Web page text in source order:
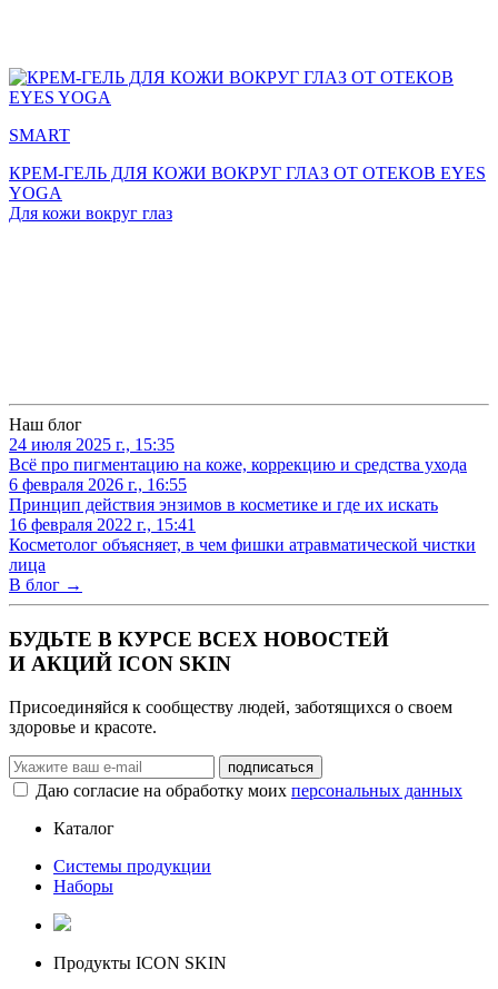
SMART
КРЕМ-ГЕЛЬ ДЛЯ КОЖИ ВОКРУГ ГЛАЗ ОТ ОТЕКОВ EYES
YOGA
Для кожи вокруг глаз
Наш блог
24 июля 2025 г., 15:35
Всё про пигментацию на коже, коррекцию и средства ухода
6 февраля 2026 г., 16:55
Принцип действия энзимов в косметике и где их искать
16 февраля 2022 г., 15:41
Косметолог объясняет, в чем фишки атравматической чистки
лица
В блог →
БУДЬТЕ В КУРСЕ ВСЕХ НОВОСТЕЙ
И АКЦИЙ ICON SKIN
Присоединяйся к сообществу людей, заботящихся о своем
здоровье и красоте.
Даю согласие на обработку моих персональных данных
Каталог
Системы продукции
Наборы
Продукты ICON SKIN